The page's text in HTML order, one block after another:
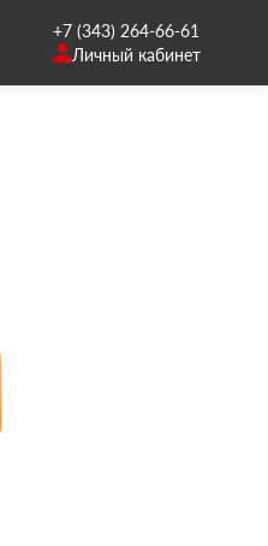
+7 (343) 264-66-61
Личный кабинет